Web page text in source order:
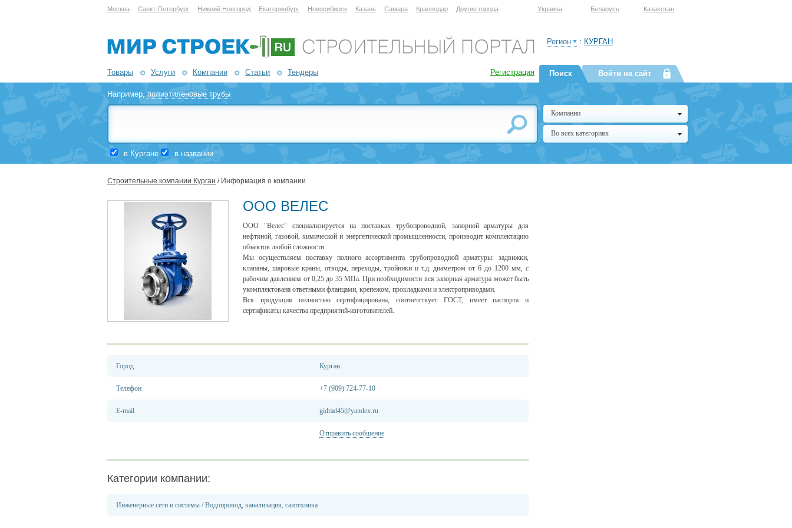
Москва Санкт-Петербург Нижний Новгород Екатеринбург Новосибирск Казань Самара Краснодар Другие города Украина Беларусь Казахстан
Товары Услуги Компании Статьи Тендеры Регистрация
Регион : КУРГАН
Например,полиэтиленовые трубы
в Кургане в названии
Поиск Войти на сайт
Компании
Во всех категориях
Строительные компании Курган / Информация о компании
ООО ВЕЛЕС
ООО "Велес" специализируется на поставках трубопроводной, запорной арматуры для
нефтяной, газовой, химической и энергетической промышленности, производит комплектацию
объектов любой сложности.
Мы осуществляем поставку полного ассортимента трубопроводной арматуры: задвижки,
клапаны, шаровые краны, отводы, переходы, тройники и т.д. диаметром от 6 до 1200 мм, с
рабочим давлением от 0,25 до 35 МПа. При необходимости вся запорная арматура может быть
укомплектована ответными фланцами, крепежом, прокладками и электроприводами.
Вся продукция полностью сертифицирована, соответствует ГОСТ, имеет паспорта и
сертификаты качества предприятий-изготовителей.
Город Курган
Телефон +7 (909) 724-77-10
E-mail gidrad45@yandex.ru
Отправить сообщение
Категории компании:
Инженерные сети и системы /Водопровод, канализация, сантехника